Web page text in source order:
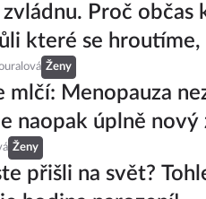
Proč občas
které se hroutíme,
Ženy
mlčí: Menopauza
naopak úplně nový
Ženy
přišli na svět?